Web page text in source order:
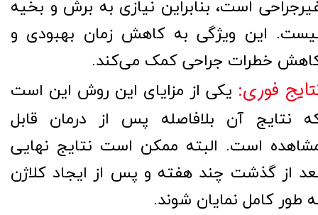
است، بنابراین نیازی به برش و بخیه
این ویژگی به کاهش زمان بهبودی و
خطرات جراحی کمک می‌کند.
فوری: یکی از مزایای این روش این است
نتایج آن بلافاصله پس از درمان قابل
است. البته ممکن است نتایج نهایی
از گذشت چند هفته و پس از ایجاد کلاژن
طور کامل نمایان شوند.